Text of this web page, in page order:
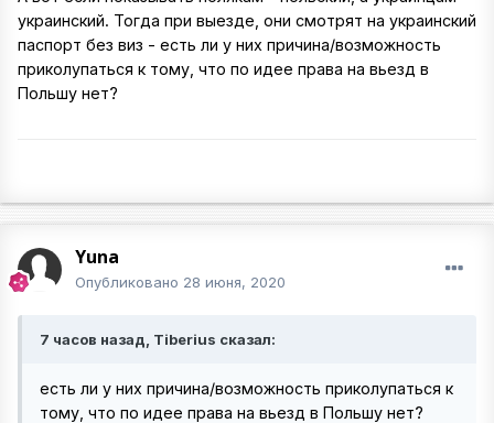
украинский. Тогда при выезде, они смотрят на украинский
паспорт без виз - есть ли у них причина/возможность
приколупаться к тому, что по идее права на вьезд в
Польшу нет?
Yuna
Опубликовано 28 июня, 2020
7 часов назад, Tiberius сказал:
есть ли у них причина/возможность приколупаться к
тому, что по идее права на вьезд в Польшу нет?